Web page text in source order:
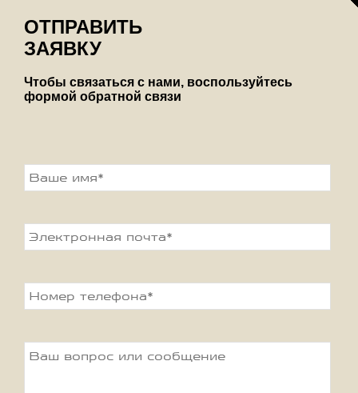
ОТПРАВИТЬ
ЗАЯВКУ
Чтобы связаться с нами, воспользуйтесь
формой обратной связи